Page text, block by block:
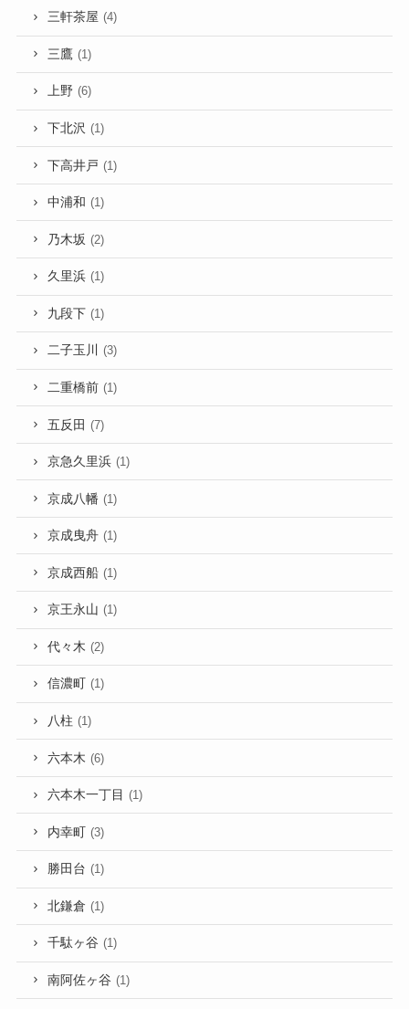
三軒茶屋 (4)
三鷹 (1)
上野 (6)
下北沢 (1)
下高井戸 (1)
中浦和 (1)
乃木坂 (2)
久里浜 (1)
九段下 (1)
二子玉川 (3)
二重橋前 (1)
五反田 (7)
京急久里浜 (1)
京成八幡 (1)
京成曳舟 (1)
京成西船 (1)
京王永山 (1)
代々木 (2)
信濃町 (1)
八柱 (1)
六本木 (6)
六本木一丁目 (1)
内幸町 (3)
勝田台 (1)
北鎌倉 (1)
千駄ヶ谷 (1)
南阿佐ヶ谷 (1)